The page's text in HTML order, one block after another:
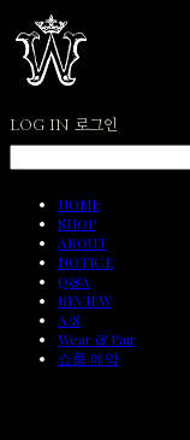
LOG IN 로그인
HOME
SHOP
ABOUT
NOTICE
Q&A
REVIEW
A/S
Wear & Pair
쇼룸 예약